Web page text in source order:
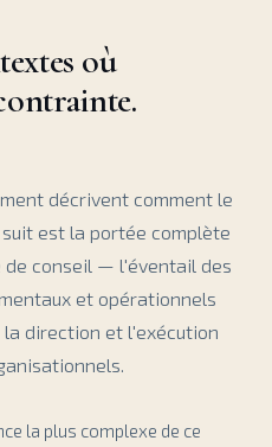
où
décrivent comment le
est la portée complète
de conseil — l'éventail des
et opérationnels
direction et l'exécution
la plus complexe de ce